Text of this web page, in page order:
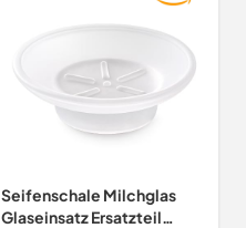
Seifenschale Milchglas
Glaseinsatz Ersatzteil